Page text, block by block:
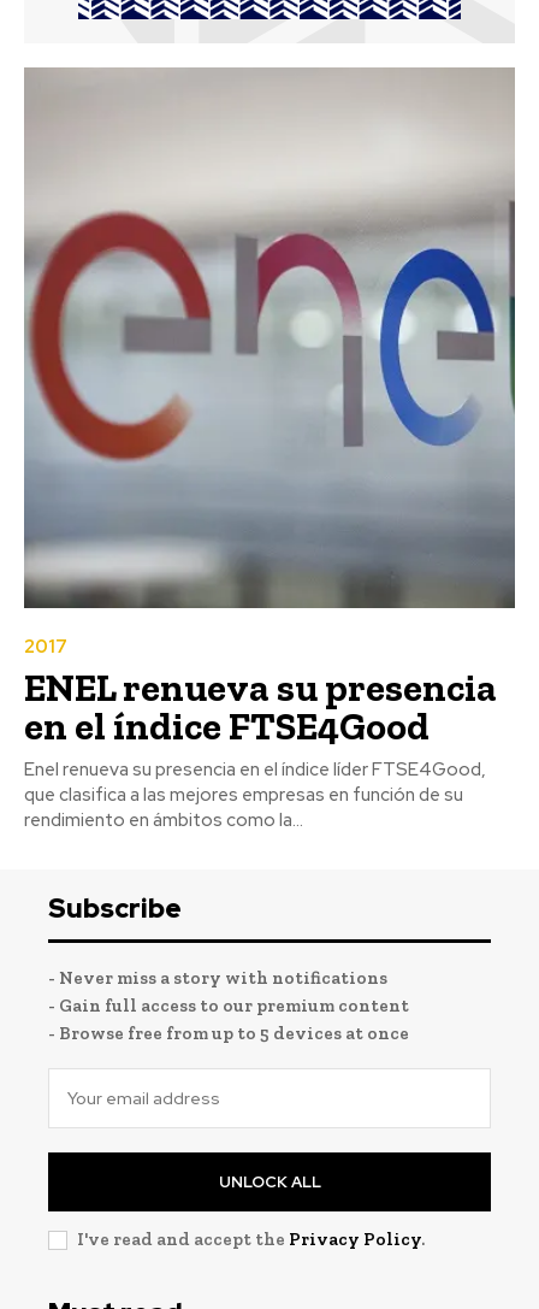
2017
ENEL renueva su presencia
en el índice FTSE4Good
Enel renueva su presencia en el índice líder FTSE4Good,
que clasifica a las mejores empresas en función de su
rendimiento en ámbitos como la...
Subscribe
- Never miss a story with notifications
- Gain full access to our premium content
- Browse free from up to 5 devices at once
UNLOCK ALL
I've read and accept the Privacy Policy.